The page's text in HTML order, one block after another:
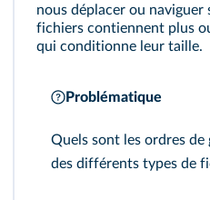
nous déplacer ou naviguer
fichiers contiennent plus
qui conditionne leur taille.
Problématique
Quels sont les ordres de
des différents types de